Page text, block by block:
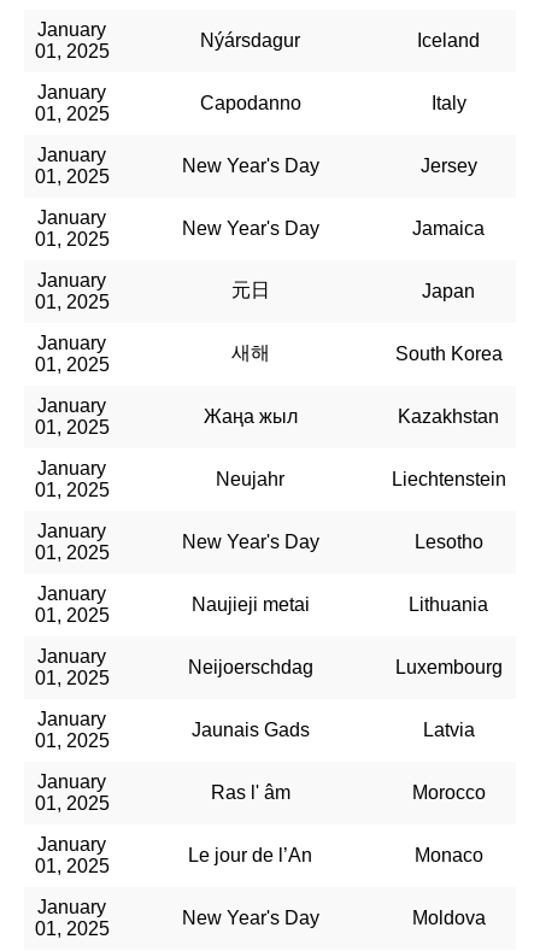
January
01, 2025
Nýársdagur Iceland
January
01, 2025
Capodanno Italy
January
01, 2025
New Year's Day Jersey
January
01, 2025
New Year's Day Jamaica
January
01, 2025
元日 Japan
January
01, 2025
새해 South Korea
January
01, 2025
Жаңа жыл Kazakhstan
January
01, 2025
Neujahr Liechtenstein
January
01, 2025
New Year's Day Lesotho
January
01, 2025
Naujieji metai Lithuania
January
01, 2025
Neijoerschdag Luxembourg
January
01, 2025
Jaunais Gads Latvia
January
01, 2025
Ras l' âm Morocco
January
01, 2025
Le jour de l’An Monaco
January
01, 2025
New Year's Day Moldova